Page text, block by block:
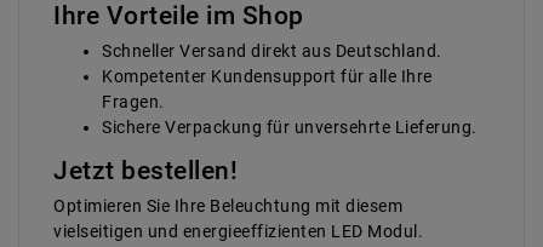
Ihre Vorteile im Shop
Schneller Versand direkt aus Deutschland.
Kompetenter Kundensupport für alle Ihre
Fragen.
Sichere Verpackung für unversehrte Lieferung.
Jetzt bestellen!
Optimieren Sie Ihre Beleuchtung mit diesem
vielseitigen und energieeffizienten LED Modul.